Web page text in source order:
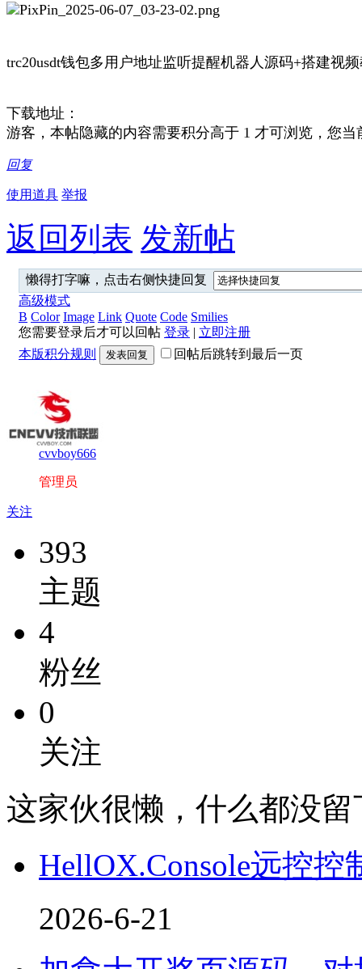
trc20usdt钱包多用户地址监听提醒机器人源码+搭建视
下载地址：
游客，本帖隐藏的内容需要积分高于 1 才可浏览，您当
回复
使用道具 举报
返回列表 发新帖
懒得打字嘛，点击右侧快捷回复
高级模式
B Color Image Link Quote Code Smilies
您需要登录后才可以回帖 登录 | 立即注册
本版积分规则
发表回复 回帖后跳转到最后一页
cvvboy666
管理员
关注
393
主题
4
粉丝
0
关注
这家伙很懒，什么都没留
HellOX.Console远控控
2026-6-21